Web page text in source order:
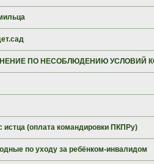
ПО НЕСОБЛЮДЕНИЮ УСЛОВИЙ
истца (оплата командировки ПКПРу)
по уходу за ребёнком-инвалидом